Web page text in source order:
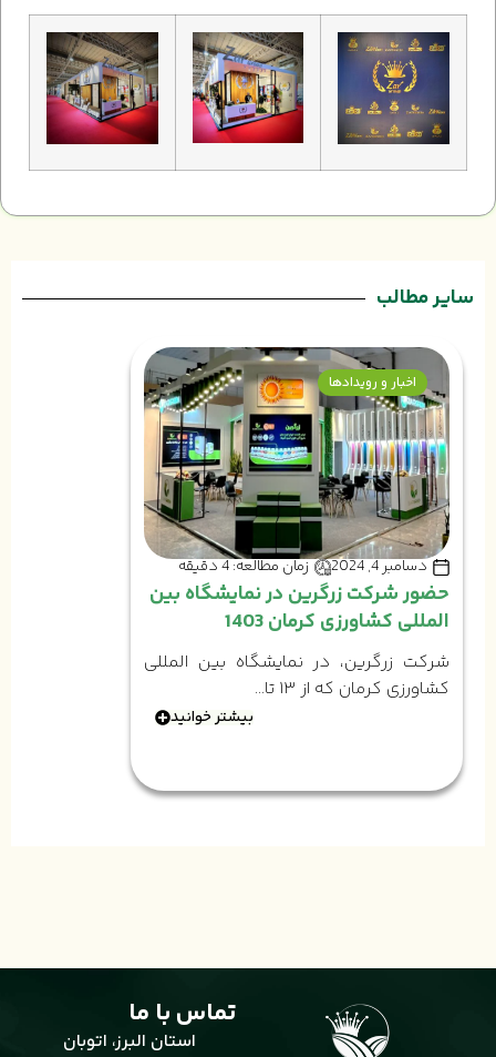
سایر مطالب
اخبار و رویدادها
دسامبر 4, 2024 زمان مطالعه: 4 دقیقه
حضور شرکت زرگرین در نمایشگاه بین
المللی کشاورزی کرمان 1403
شرکت زرگرین، در نمایشگاه بین المللی
کشاورزی کرمان که از ۱۳ تا...
بیشتر خوانید
تماس با ما
استان البرز، اتوبان